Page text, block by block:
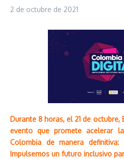
2 de octubre de 2021
Durante 8 horas, el 21 de
evento que promete acelerar
Colombia de manera definitiva:
Impulsemos un futuro inclusivo